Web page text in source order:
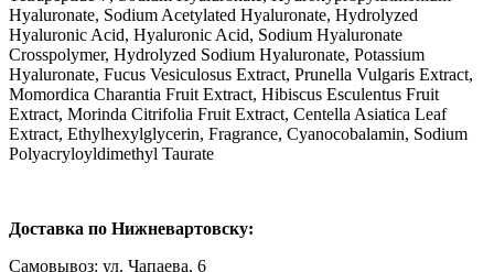
Hyaluronate, Sodium Acetylated Hyaluronate, Hydrolyzed
Hyaluronic Acid, Hyaluronic Acid, Sodium Hyaluronate
Crosspolymer, Hydrolyzed Sodium Hyaluronate, Potassium
Hyaluronate, Fucus Vesiculosus Extract, Prunella Vulgaris Extract,
Momordica Charantia Fruit Extract, Hibiscus Esculentus Fruit
Extract, Morinda Citrifolia Fruit Extract, Centella Asiatica Leaf
Extract, Ethylhexylglycerin, Fragrance, Cyanocobalamin, Sodium
Polyacryloyldimethyl Taurate
Доставка по Нижневартовску:
Самовывоз: ул. Чапаева, 6